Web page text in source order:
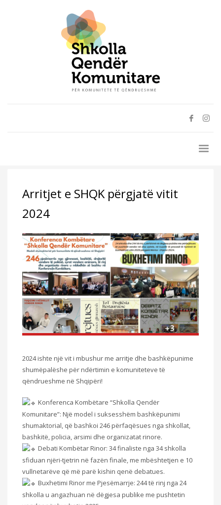
Arritjet e SHQK përgjatë vitit
2024
2024 ishte një vit i mbushur me arritje dhe bashkëpunime
shumëpalëshe për ndërtimin e komuniteteve të
qëndrueshme në Shqipëri!
Konferenca Kombëtare “Shkolla Qendër
Komunitare”: Një model i suksesshëm bashkëpunimi
shumaktorial, që bashkoi 246 përfaqësues nga shkollat,
bashkitë, policia, arsimi dhe organizatat rinore.
Debati Kombëtar Rinor: 34 finaliste nga 34 shkolla
sfiduan njëri-tjetrin në fazën finale, me mbështetjen e 10
vullnetarëve që më parë kishin qenë debatues.
Buxhetimi Rinor me Pjesëmarrje: 244 të rinj nga 24
shkolla u angazhuan në dëgjesa publike me pushtetin